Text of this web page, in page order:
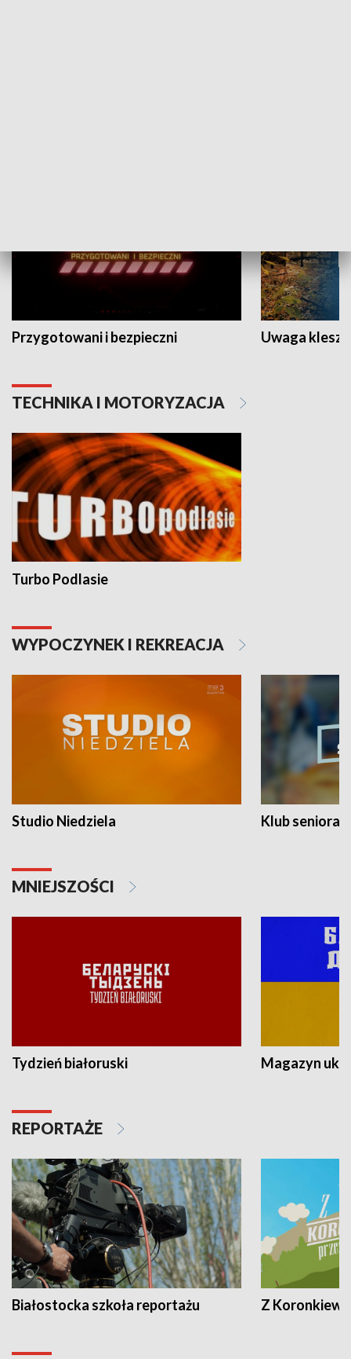
Przygotowani i bezpieczni Uwaga
TECHNIKA I MOTORYZACJA
Turbo Podlasie
WYPOCZYNEK I REKREACJA
Studio Niedziela Klub seniora
MNIEJSZOŚCI
Tydzień białoruski Magazyn
REPORTAŻE
Białostocka szkoła reportażu Z